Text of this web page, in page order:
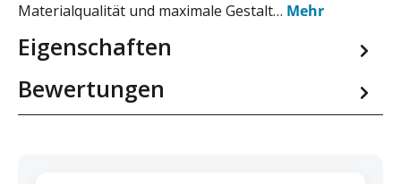
Materialqualität und maximale Gestalt… Mehr
Eigenschaften
Bewertungen